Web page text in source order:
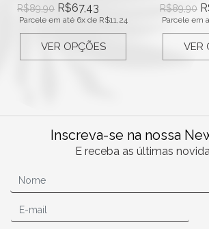
R$89,90 R$67,43
Parcele em até 6x de R$11,24
VER OPÇÕES
R$89,90
Parcele em
VER
Inscreva-se na nossa
E receba as últimas